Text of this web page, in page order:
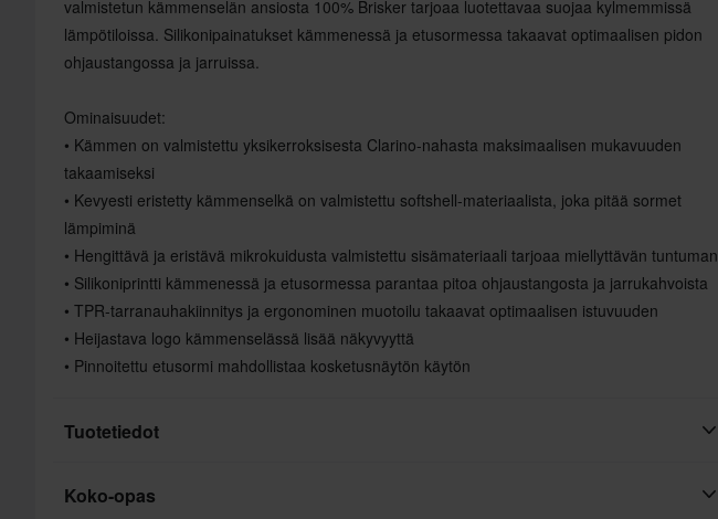
valmistetun kämmenselän ansiosta 100% Brisker tarjoaa luotettavaa suojaa kylmemmissä
lämpötiloissa. Silikonipainatukset kämmenessä ja etusormessa takaavat optimaalisen pidon
ohjaustangossa ja jarruissa.
Ominaisuudet:
• Kämmen on valmistettu yksikerroksisesta Clarino-nahasta maksimaalisen mukavuuden
takaamiseksi
• Kevyesti eristetty kämmenselkä on valmistettu softshell-materiaalista, joka pitää sormet
lämpiminä
• Hengittävä ja eristävä mikrokuidusta valmistettu sisämateriaali tarjoaa miellyttävän tuntuman
• Silikoniprintti kämmenessä ja etusormessa parantaa pitoa ohjaustangosta ja jarrukahvoista
• TPR-tarranauhakiinnitys ja ergonominen muotoilu takaavat optimaalisen istuvuuden
• Heijastava logo kämmenselässä lisää näkyvyyttä
• Pinnoitettu etusormi mahdollistaa kosketusnäytön käytön
Tuotetiedot
Väri
Koko-opas